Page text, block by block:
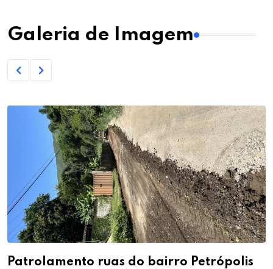
Galeria de Imagem
Patrolamento ruas do bairro Petrópolis